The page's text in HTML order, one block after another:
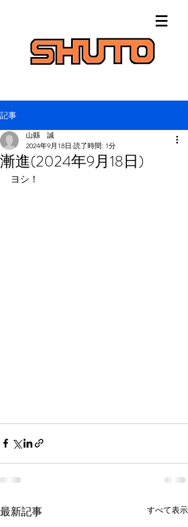
記事
漸進(2024年9月18日)
山縣 誠
2024年9月18日 読了時間: 1分
ヨシ！
最新記事 すべて表示